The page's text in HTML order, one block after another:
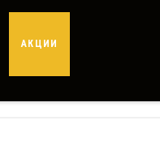
АКЦИИ